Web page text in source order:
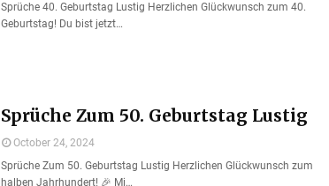
Sprüche 40. Geburtstag Lustig Herzlichen Glückwunsch zum 40.
Geburtstag! Du bist jetzt…
Sprüche Zum 50. Geburtstag Lustig
October 24, 2024
Sprüche Zum 50. Geburtstag Lustig Herzlichen Glückwunsch zum
halben Jahrhundert! 🎉 Mi…